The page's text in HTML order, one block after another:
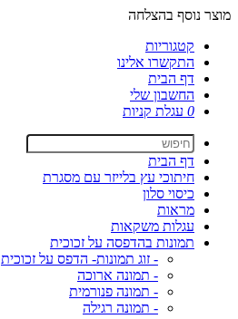
מוצר נוסף בהצלחה
קטגוריות
התקשרו אלינו
דף הבית
החשבון שלי
0 עגלת קניות
דף הבית
חיתוכי עץ בלייזר עם מסגרת
כיסוי סלון
מראות
עגלות משקאות
תמונות בהדפסה על זכוכית
- זוג תמונות- הדפס על זכוכית
- תמונה ארוכה
- תמונה פנורמית
- תמונה רגילה